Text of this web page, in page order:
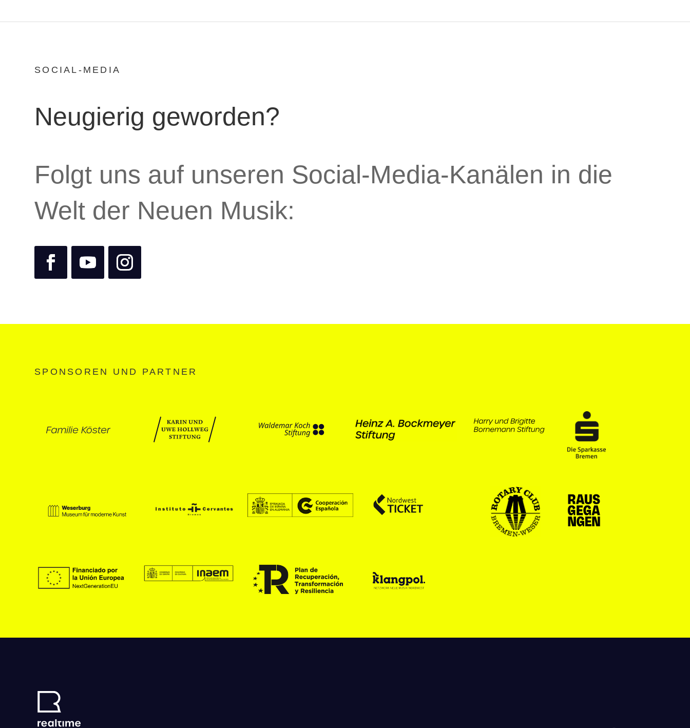
SOCIAL-MEDIA
Neugierig geworden?
Folgt uns auf unseren Social-Media-Kanälen in die
Welt der Neuen Musik:
SPONSOREN UND PARTNER